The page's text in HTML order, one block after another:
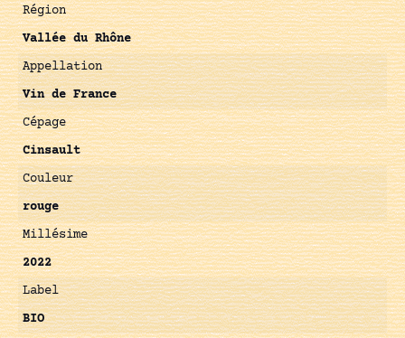
Région
Vallée du Rhône
Appellation
Vin de France
Cépage
Cinsault
Couleur
rouge
Millésime
2022
Label
BIO